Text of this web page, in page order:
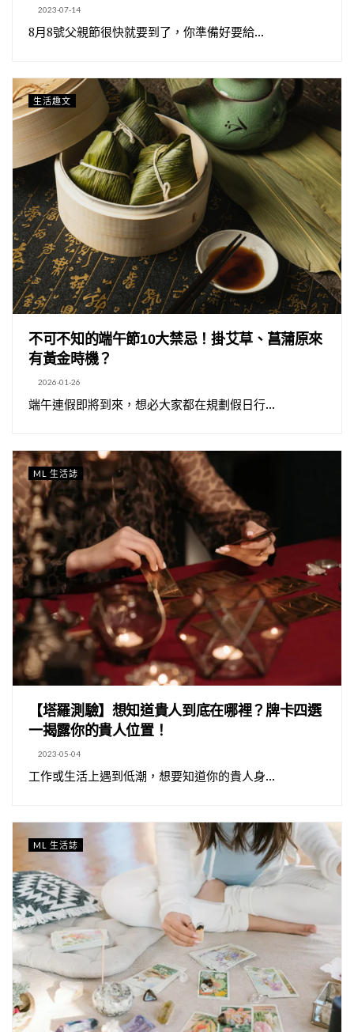
2023-07-14
8月8號父親節很快就要到了，你準備好要給...
生活趣文
不可不知的端午節10大禁忌！掛艾草、菖蒲原來
有黃金時機？
2026-01-26
端午連假即將到來，想必大家都在規劃假日行...
ML 生活誌
【塔羅測驗】想知道貴人到底在哪裡？牌卡四選
一揭露你的貴人位置！
2023-05-04
工作或生活上遇到低潮，想要知道你的貴人身...
ML 生活誌